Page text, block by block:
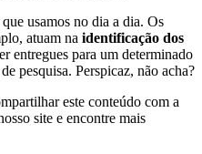
usamos no dia a dia. Os
atuam na identificação dos
entregues para um determinado
pesquisa. Perspicaz, não acha?
este conteúdo com a
site e encontre mais